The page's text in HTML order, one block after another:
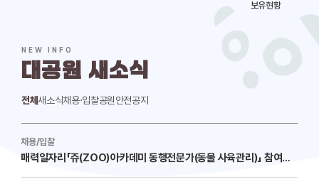
보유현황
NEW INFO
대공원 새소식
전체새소식채용·입찰공원안전공지
채용/입찰
매력일자리「쥬(ZOO)아카데미 동행전문가(동물 사육관리)」 참여자 모집